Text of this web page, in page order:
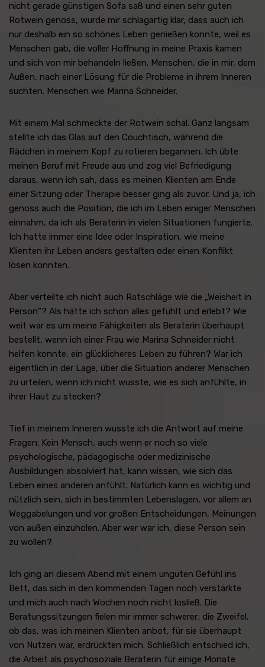
nicht gerade günstigen Sofa saß und einen sehr guten
Rotwein genoss, wurde mir schlagartig klar, dass auch ich
nur deshalb ein so schönes Leben genießen konnte, weil es
Menschen gab, die voller Hoffnung in meine Praxis kamen
und sich von mir behandeln ließen. Menschen, die in mir, dem
Außen, nach einer Lösung für die Probleme in ihrem Inneren
suchten. Menschen wie Marina Schneider.
Mit einem Mal schmeckte der Rotwein schal. Ganz langsam
stellte ich das Glas auf den Couchtisch, während die
Rädchen in meinem Kopf zu rotieren begannen. Ich übte
meinen Beruf mit Freude aus und zog viel Befriedigung
daraus, wenn ich sah, dass es meinen Klienten am Ende
einer Sitzung oder Therapie besser ging als zuvor. Und ja, ich
genoss auch die Position, die ich im Leben einiger Menschen
einnahm, da ich als Beraterin in vielen Situationen fungierte.
Ich hatte immer eine Idee oder Inspiration, wie meine
Klienten ihr Leben anders gestalten oder einen Konflikt
lösen konnten.
Aber verteilte ich nicht auch Ratschläge wie die „Weisheit in
Person“? Als hätte ich schon alles gefühlt und erlebt? Wie
weit war es um meine Fähigkeiten als Beraterin überhaupt
bestellt, wenn ich einer Frau wie Marina Schneider nicht
helfen konnte, ein glücklicheres Leben zu führen? War ich
eigentlich in der Lage, über die Situation anderer Menschen
zu urteilen, wenn ich nicht wusste, wie es sich anfühlte, in
ihrer Haut zu stecken?
Tief in meinem Inneren wusste ich die Antwort auf meine
Fragen: Kein Mensch, auch wenn er noch so viele
psychologische, pädagogische oder medizinische
Ausbildungen absolviert hat, kann wissen, wie sich das
Leben eines anderen anfühlt. Natürlich kann es wichtig und
nützlich sein, sich in bestimmten Lebenslagen, vor allem an
Weggabelungen und vor großen Entscheidungen, Meinungen
von außen einzuholen. Aber wer war ich, diese Person sein
zu wollen?
Ich ging an diesem Abend mit einem unguten Gefühl ins
Bett, das sich in den kommenden Tagen noch verstärkte
und mich auch nach Wochen noch nicht losließ. Die
Beratungssitzungen fielen mir immer schwerer; die Zweifel,
ob das, was ich meinen Klienten anbot, für sie überhaupt
von Nutzen war, erdrückten mich. Schließlich entschied ich,
die Arbeit als psychosoziale Beraterin für einige Monate